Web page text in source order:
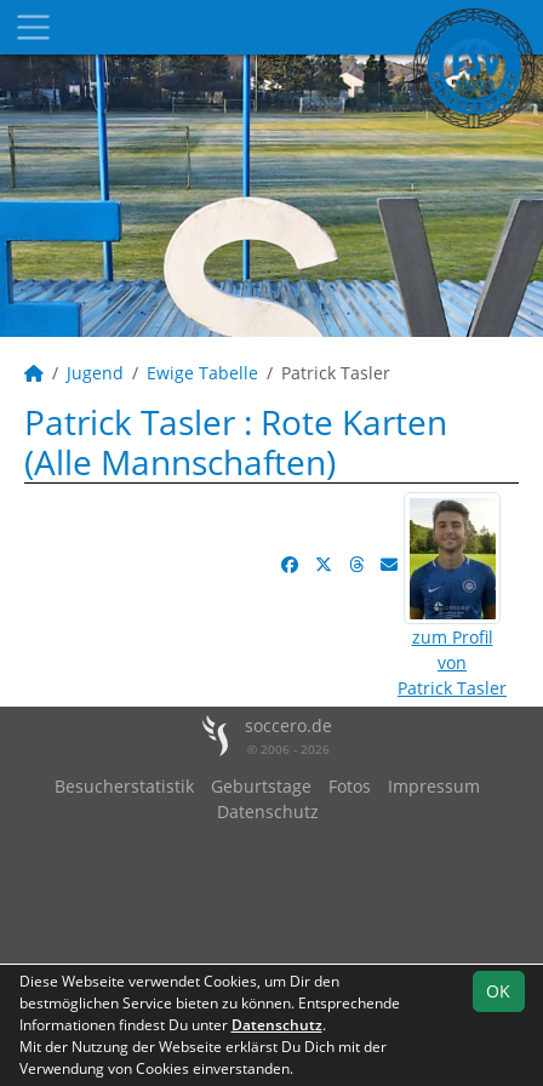
Jugend Ewige Tabelle Patrick Tasler
Patrick Tasler : Rote Karten
(Alle Mannschaften)
zum Profil
von
Patrick Tasler
soccero.de
© 2006 - 2026
Besucherstatistik Geburtstage Fotos
Impressum
Datenschutz
OK
Diese Webseite verwendet Cookies, um Dir den
bestmöglichen Service bieten zu können. Entsprechende
Informationen findest Du unter Datenschutz.
Mit der Nutzung der Webseite erklärst Du Dich mit der
Verwendung von Cookies einverstanden.